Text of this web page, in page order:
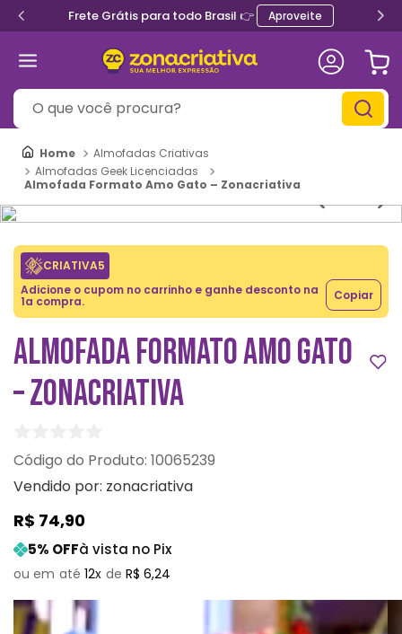
Frete Grátis para todo Brasil 👉 Aproveite
O que você procura?
Almofadas Criativas
Almofadas Geek Licenciadas
Almofada Formato Amo Gato – Zonacriativa
CRIATIVA5
Adicione o cupom no carrinho e ganhe desconto na
1a compra. Copiar
ALMOFADA FORMATO AMO GATO
– ZONACRIATIVA
: 10065239
Vendido por: zonacriativa
R$ 74,90
5% OFFà vista no Pix
12 R$ 6,24